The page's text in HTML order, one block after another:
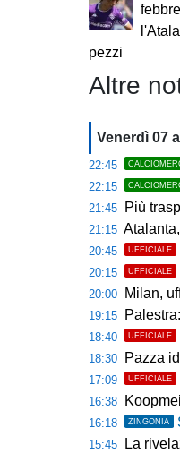
pezzi
Altre
Venerdì 07
22:45
22:15
21:45 Più
21:15 Atalanta,
20:45 UFFICIALE
20:15 UFFICIALE
20:00 Milan,
19:15 Palestra:
18:40 UFFICIALE
18:30 Pazza
17:09 UFFICIALE
16:38
16:18 ZINGONIA
15:45 La